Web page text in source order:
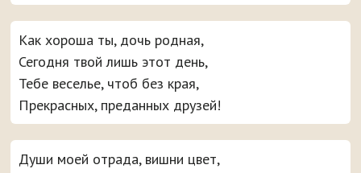
Как хороша ты, дочь родная,
Сегодня твой лишь этот день,
Тебе веселье, чтоб без края,
Прекрасных, преданных друзей!
Души моей отрада, вишни цвет,